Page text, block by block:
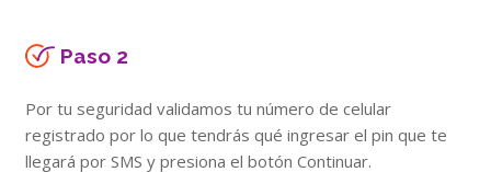
Paso 2
Por tu seguridad validamos tu número de celular
registrado por lo que tendrás qué ingresar el pin que te
llegará por SMS y presiona el botón Continuar.